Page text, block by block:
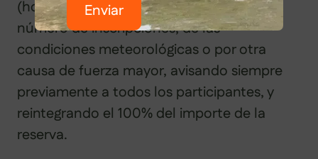
(horarios, recorridos, etc..) en función del
número de inscripciones, de las
condiciones meteorológicas o por otra
causa de fuerza mayor, avisando siempre
previamente a todos los participantes, y
reintegrando el 100% del importe de la
reserva.
Enviar